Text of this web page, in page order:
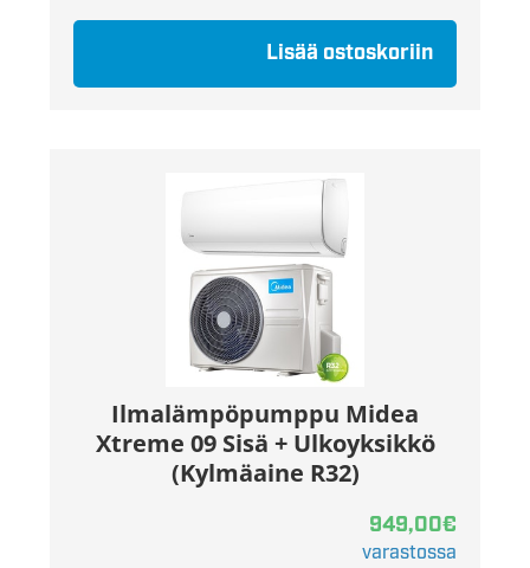
Lisää ostoskoriin
Ilmalämpöpumppu Midea
Xtreme 09 Sisä + Ulkoyksikkö
(Kylmäaine R32)
949,00€
varastossa